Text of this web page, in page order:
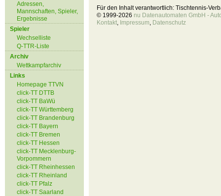
Adressen,
Mannschaften, Spieler,
Ergebnisse
Spieler
Wechselliste
Q-TTR-Liste
Archiv
Wettkampfarchiv
Links
Homepage TTVN
click-TT DTTB
click-TT BaWü
click-TT Württemberg
click-TT Brandenburg
click-TT Bayern
click-TT Bremen
click-TT Hessen
click-TT Mecklenburg-
Vorpommern
click-TT Rheinhessen
click-TT Rheinland
click-TT Pfalz
click-TT Saarland
Für den Inhalt verantwortlich: Tischtennis-
© 1999-2026 nu Datenautomaten GmbH -
Kontakt, Impressum, Datenschutz